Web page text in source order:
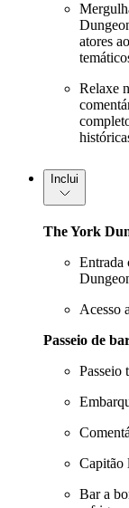
atores
Relaxe
Inclui
The York
Entrada
Acesso
Passeio de
Passeio
Capitão
Bar a